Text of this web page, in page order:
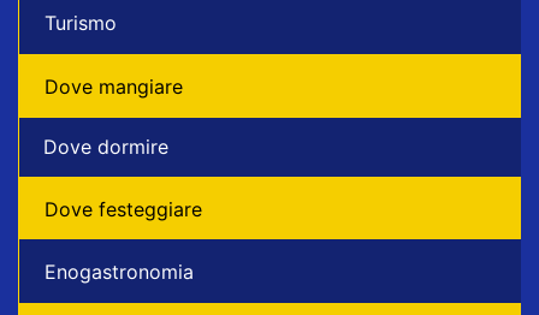
Turismo
Dove mangiare
Dove dormire
Dove festeggiare
Enogastronomia